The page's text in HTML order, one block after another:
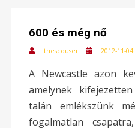
600 és még nő
|thescouser
Posted
|2012-11-04
A Newcastle azon
amelynek
talán emlékszünk
fogalmatlan